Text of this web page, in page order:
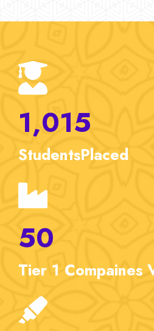
1,015
StudentsPlaced
50
Tier 1 Compaines